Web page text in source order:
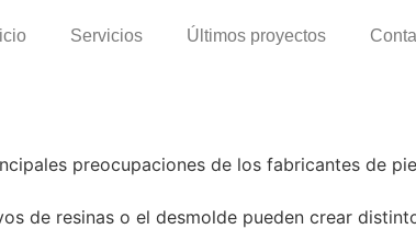
Servicios Últimos proyectos
preocupaciones de los fabricantes de
de resinas o el desmolde pueden crear